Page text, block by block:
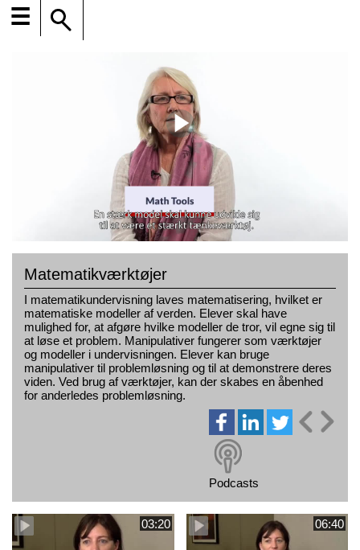
☰
Matematikværktøjer
I matematikundervisning laves matematisering, hvilket er
matematiske modeller af verden. Elever skal have
mulighed for, at afgøre hvilke modeller de tror, vil egne sig til
at løse et problem. Manipulativer fungerer som værktøjer
og modeller i undervisningen. Elever kan bruge
manipulativer til problemløsning og til at demonstrere deres
viden. Ved brug af værktøjer, kan der skabes en åbenhed
for anderledes problemløsning.
Podcasts
03:20 06:40